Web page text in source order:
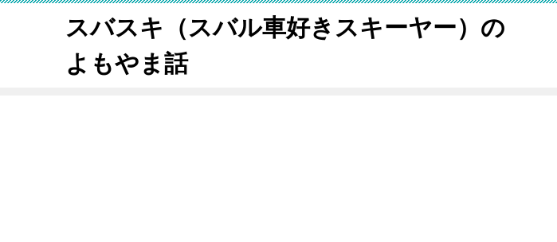
スバスキ（スバル車好きスキーヤー）の
よもやま話